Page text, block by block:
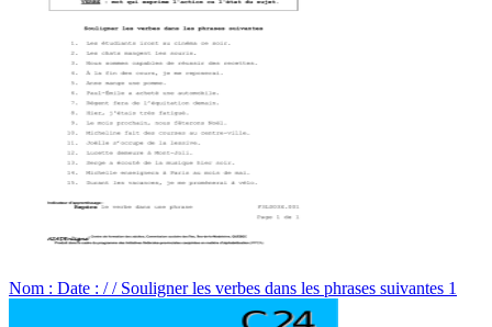
Nom : Date : / / Souligner les verbes dans les phrases suivantes 1